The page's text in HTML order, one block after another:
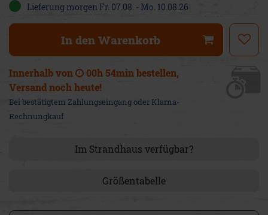
Lieferungmorgen Fr. 07.08. - Mo. 10.08.26
In den Warenkorb
Innerhalb von 00h 54minbestellen,
Versandnoch heute!
Bei bestätigtem Zahlungseingang oder Klarna-
Rechnungkauf
Im Strandhaus verfügbar?
Größentabelle